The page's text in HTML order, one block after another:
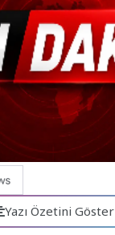
Yazı Özetini Göster